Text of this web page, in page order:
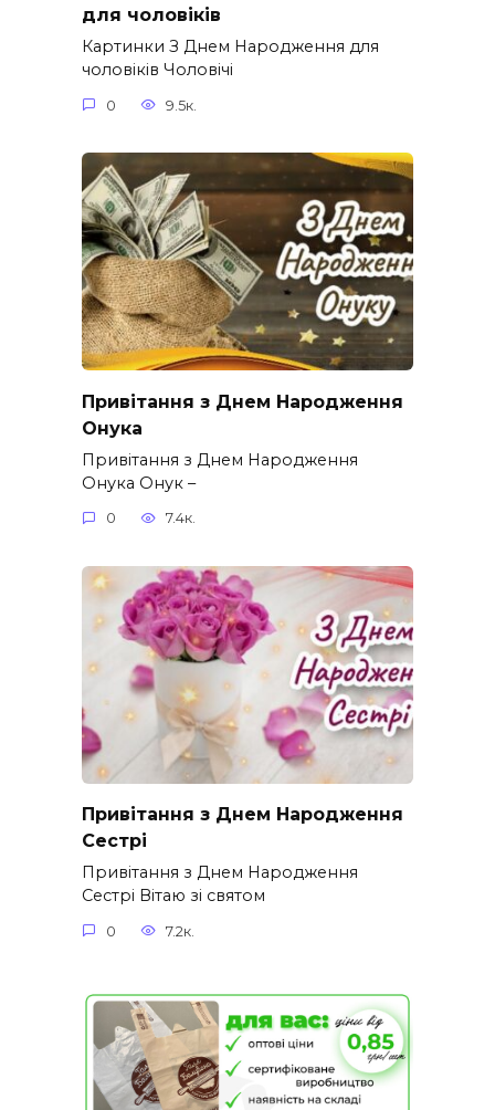
для чоловіків​
Картинки З Днем Народження для
чоловіків​ Чоловічі
0 9.5к.
Привітання з Днем Народження
Онука
Привітання з Днем Народження
Онука Онук –
0 7.4к.
Привітання з Днем Народження
Сестрі
Привітання з Днем Народження
Сестрі Вітаю зі святом
0 7.2к.